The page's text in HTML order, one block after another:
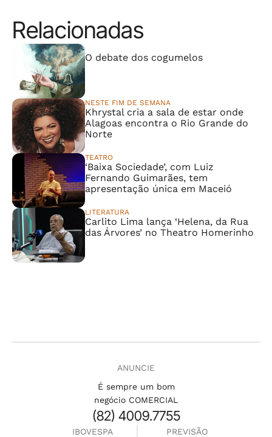
Relacionadas
O debate dos cogumelos
NESTE FIM DE SEMANA
Khrystal cria a sala de estar onde
Alagoas encontra o Rio Grande do
Norte
TEATRO
‘Baixa Sociedade’, com Luiz
Fernando Guimarães, tem
apresentação única em Maceió
LITERATURA
Carlito Lima lança ‘Helena, da Rua
das Árvores’ no Theatro Homerinho
ANUNCIE
É sempre um bom
negócio COMERCIAL
(82) 4009.7755
IBOVESPA
PREVISÃO